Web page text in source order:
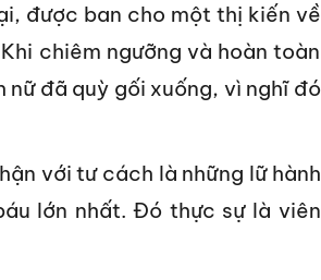
được ban cho một thị kiến về
chiêm ngưỡng và hoàn toàn
nữ đã quỳ gối xuống, vì nghĩ đó
với tư cách là những lữ hành
lớn nhất. Đó thực sự là viên